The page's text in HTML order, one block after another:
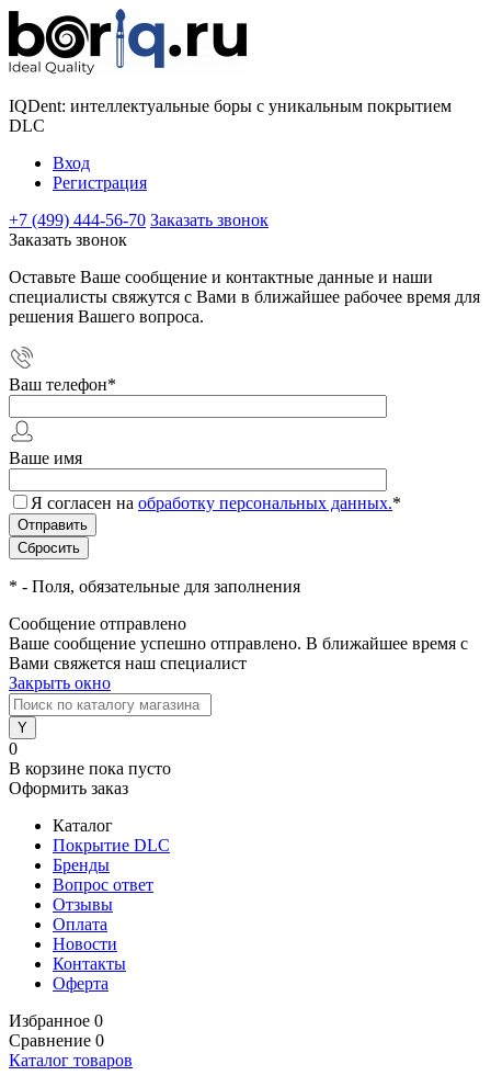
IQDent: интеллектуальные боры с уникальным покрытием
DLC
Вход
Регистрация
+7 (499) 444-56-70 Заказать звонок
Заказать звонок
Оставьте Ваше сообщение и контактные данные и наши
специалисты свяжутся с Вами в ближайшее рабочее время для
решения Вашего вопроса.
Ваш телефон*
Ваше имя
Я согласен на обработку персональных данных.*
* - Поля, обязательные для заполнения
Сообщение отправлено
Ваше сообщение успешно отправлено. В ближайшее время с
Вами свяжется наш специалист
Закрыть окно
0
В корзине пока пусто
Оформить заказ
Каталог
Покрытие DLC
Бренды
Вопрос ответ
Отзывы
Оплата
Новости
Контакты
Оферта
Избранное 0
Сравнение 0
Каталог товаров